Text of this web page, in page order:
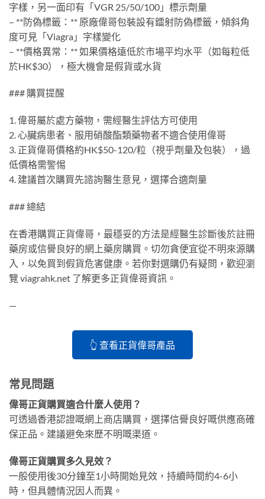
字樣，另一面印有「VGR 25/50/100」標示劑量
– **防偽標籤：** 原廠偉哥包裝設有鐳射防偽標籤，傾斜角
度可見「Viagra」字樣變化
– **價格異常：** 如果價格遠低於市場平均水平（如每粒低
於HK$30），極大機會是假貨或水貨
### 購買提醒
1. 偉哥屬於處方藥物，需經醫生評估方可使用
2. 心臟病患者、服用硝酸酯類藥物者不適合使用偉哥
3. 正貨偉哥價格約HK$50-120/粒（視乎劑量及包裝），過
低價格需警惕
4. 建議首次購買先諮詢醫生意見，選擇合適劑量
### 總結
在香港購買正貨偉哥，最穩妥的方法是經醫生診斷後於註冊
藥房或信譽良好的網上藥房購買。切勿貪便宜從不明來源購
入，以免買到假貨危害健康。若你對選購仍有疑問，歡迎瀏
覽 viagrahk.net 了解更多正貨偉哥資訊。
—
👆 查看正貨偉哥產品
常見問題
偉哥正貨購買適合什麼人使用？
可透過香港認證嘅網上商店購買，選擇信譽良好嘅供應商確
保正品。建議避免來歷不明嘅渠道。
偉哥正貨購買多久見效？
一般使用後30分鐘至1小時開始見效，持續時間約4-6小
時，但具體情況因人而異。